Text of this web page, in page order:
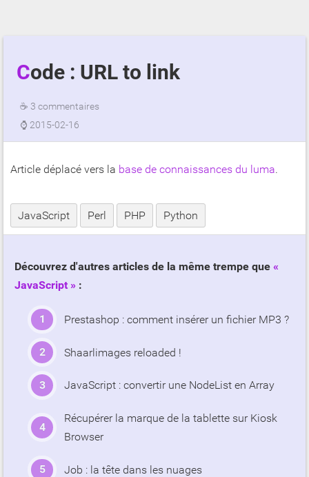
Code : URL to link
☕ 3 commentaires
⌚ 2015-02-16
Article déplacé vers la base de connaissances du luma.
JavaScript Perl PHP Python
Découvrez d'autres articles de la même trempe que
JavaScript
:
Prestashop : comment insérer un fichier MP3 ?
Shaarlimages reloaded !
JavaScript : convertir une NodeList en Array
Récupérer la marque de la tablette sur Kiosk
Browser
Job : la tête dans les nuages